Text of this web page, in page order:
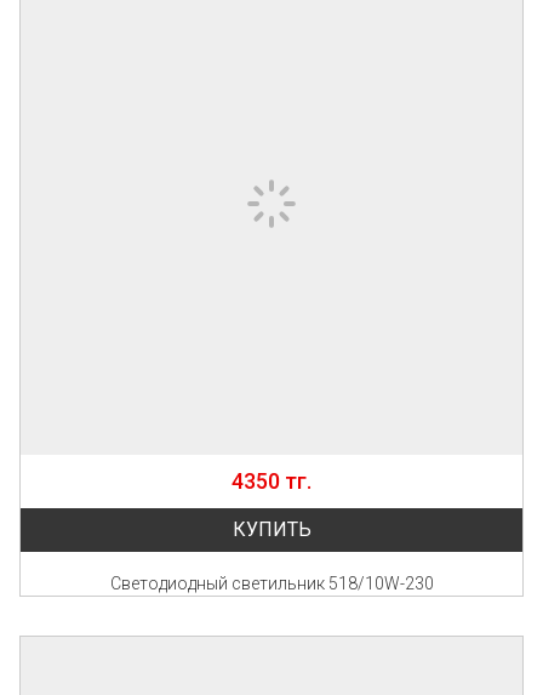
4350 тг.
КУПИТЬ
Светодиодный светильник 518/10W-230